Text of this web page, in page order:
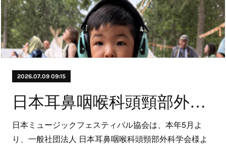
2026.07.09 09:15
日本耳鼻咽喉科頭頸部外科学会様より後援を頂きました。
日本ミュージックフェスティバル協会は、本年5月よ
り、一般社団法人 日本耳鼻咽喉科頭頸部外科学会様よ